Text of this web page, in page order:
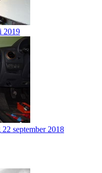
2019
22 september 2018